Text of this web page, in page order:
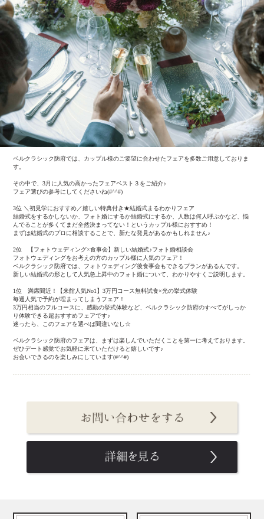
ベルクラシック防府では、カップル様のご要望に合わせたフェアを多数ご用意しておりま
す。
その中で、3月に人気の高かったフェアベスト３をご紹介♪
フェア選びの参考にしてくださいね(#^^#)
3位 ＼初見学におすすめ／嬉しい特典付き★結婚式まるわかりフェア
結婚式をするかしないか、フォト婚にするか結婚式にするか、人数は何人呼ぶかなど、悩
んでることが多くてまだ全然決まってない！というカップル様におすすめ！
まずは結婚式のプロに相談することで、新たな発見があるかもしれません♪
2位 【フォトウェディング×食事会】新しい結婚式♪フォト婚相談会
フォトウェディングをお考えの方のカップル様に人気のフェア！
ベルクラシック防府では、フォトウェディング後食事会もできるプランがあるんです。
新しい結婚式の形として人気急上昇中のフォト婚について、わかりやすくご説明します。
1位 満席間近！【来館人気No1】3万円コース無料試食×光の挙式体験
毎週人気で予約が埋まってしまうフェア！
3万円相当のフルコースに、感動の挙式体験など、ベルクラシック防府のすべてがしっか
り体験できる超おすすめフェアです♪
迷ったら、このフェアを選べば間違いなし☆
ベルクラシック防府のフェアは、まずは楽しんでいただくことを第一に考えております。
ぜひデート感覚でお気軽に来ていただけると嬉しいです♪
お会いできるのを楽しみにしています(#^^#)